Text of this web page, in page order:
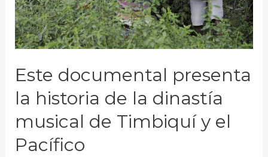
Este documental presenta
la historia de la dinastía
musical de Timbiquí y el
Pacífico